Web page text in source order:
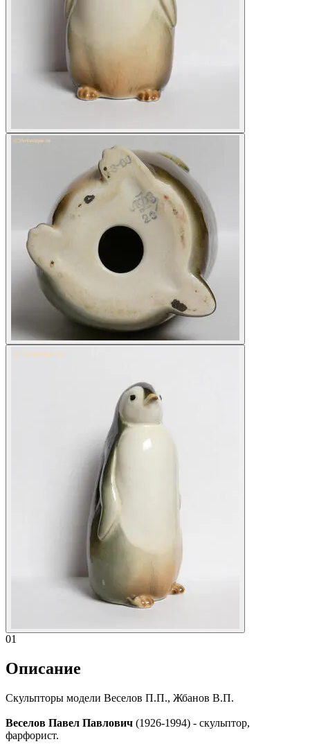
01
Описание
Скульпторы модели Веселов П.П., Жбанов В.П.
Веселов Павел Павлович (1926-1994) - скульптор,
фарфорист.